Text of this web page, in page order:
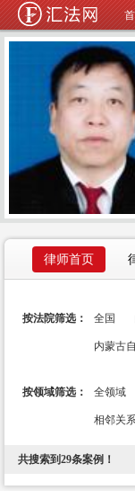
律师首页
按法院筛选： 全国
内蒙古
按领域筛选： 全领域
相邻关
共搜索到29条案例！